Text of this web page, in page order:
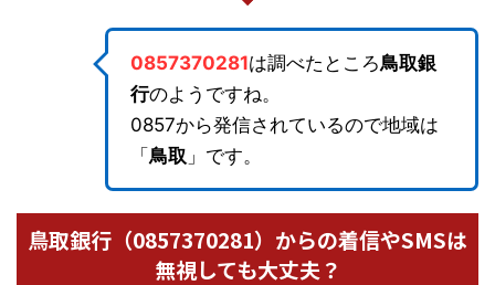
0857370281は調べたところ鳥取銀
行のようですね。
0857から発信されているので地域は
「 鳥取 」です。
鳥取銀行（0857370281）からの着信やSMSは
無視しても大丈夫？